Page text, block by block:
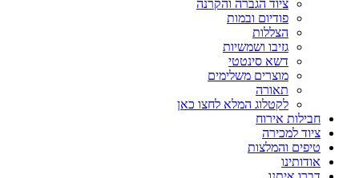
ציוד הגברה והקרנה
פודיום ובמות
הצללות
גזיבו ושמשיות
דשא סינטטי
מוצרים משלימים
תאורה
לקטלוג המלא לחצו כאן
חבילות אירוח
ציוד למכירה
טיפים והמלצות
אודותינו